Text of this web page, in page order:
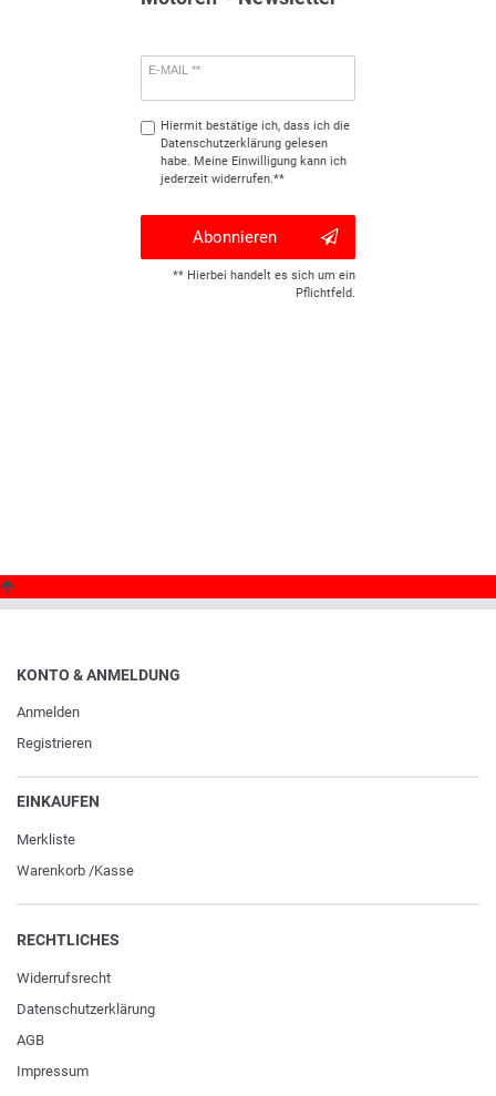
E-MAIL **
Hiermit bestätige ich, dass ich die
Daten­schutz­erklärunggelesen
habe. Meine Einwilligung kann ich
jederzeit widerrufen.**
Abonnieren
** Hierbei handelt es sich um ein
Pflichtfeld.
KONTO & ANMELDUNG
Anmelden
Registrieren
EINKAUFEN
Merkliste
Warenkorb /Kasse
RECHTLICHES
Widerrufs­recht
Daten­schutz­erklärung
AGB
Impressum